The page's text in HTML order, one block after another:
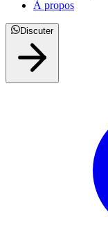
À propos
Discuter